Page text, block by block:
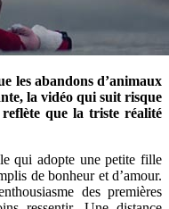
les abandons d’animaux
la vidéo qui suit risque
que la triste réalité
qui adopte une petite fille
de bonheur et d’amour.
des premières